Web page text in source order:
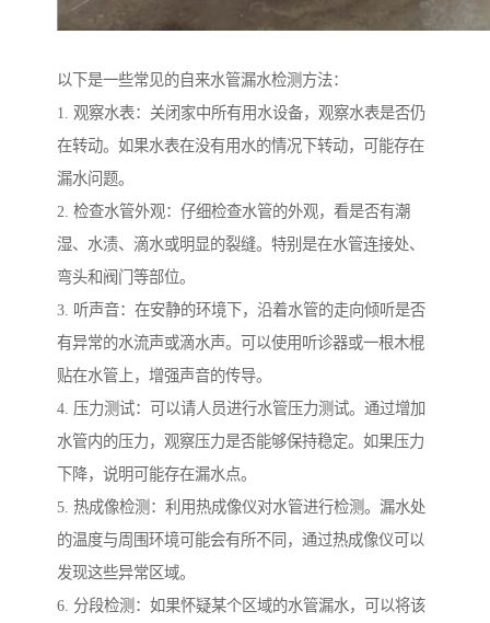
以下是一些常见的自来水管漏水检测方法：
1. 观察水表：关闭家中所有用水设备，观察水表是否仍
在转动。如果水表在没有用水的情况下转动，可能存在
漏水问题。
2. 检查水管外观：仔细检查水管的外观，看是否有潮
湿、水渍、滴水或明显的裂缝。特别是在水管连接处、
弯头和阀门等部位。
3. 听声音：在安静的环境下，沿着水管的走向倾听是否
有异常的水流声或滴水声。可以使用听诊器或一根木棍
贴在水管上，增强声音的传导。
4. 压力测试：可以请人员进行水管压力测试。通过增加
水管内的压力，观察压力是否能够保持稳定。如果压力
下降，说明可能存在漏水点。
5. 热成像检测：利用热成像仪对水管进行检测。漏水处
的温度与周围环境可能会有所不同，通过热成像仪可以
发现这些异常区域。
6. 分段检测：如果怀疑某个区域的水管漏水，可以将该